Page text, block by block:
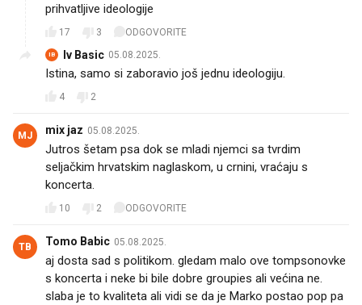
prihvatljive ideologije
17 3 ODGOVORITE
IB Iv Basic 05.08.2025.
Istina, samo si zaboravio još jednu ideologiju.
4 2
MJ mix jaz 05.08.2025.
Jutros šetam psa dok se mladi njemci sa tvrdim
seljačkim hrvatskim naglaskom, u crnini, vraćaju s
koncerta.
10 2 ODGOVORITE
TB Tomo Babic 05.08.2025.
aj dosta sad s politikom. gledam malo ove tompsonovke
s koncerta i neke bi bile dobre groupies ali većina ne.
slaba je to kvaliteta ali vidi se da je Marko postao pop pa